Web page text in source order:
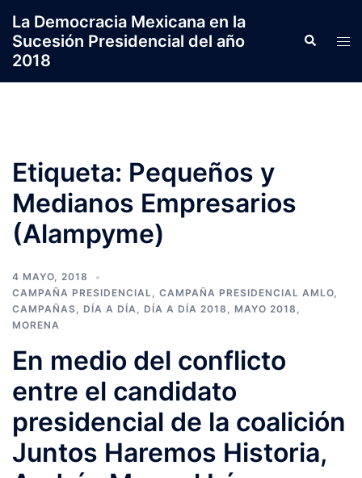
contenido
La Democracia Mexicana en la
Sucesión Presidencial del año
2018
Search
Etiqueta: Pequeños y
Medianos Empresarios
(Alampyme)
4 MAYO, 2018
CAMPAÑA PRESIDENCIAL, CAMPAÑA PRESIDENCIAL AMLO,
CAMPAÑAS, DÍA A DÍA, DÍA A DÍA 2018 , MAYO 2018 ,
MORENA
En medio del conflicto
entre el candidato
presidencial de la coalición
Juntos Haremos Historia,